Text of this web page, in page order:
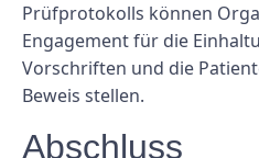
Prüfprotokolls können
Engagement für die
Vorschriften und die
Beweis stellen.
Abschluss